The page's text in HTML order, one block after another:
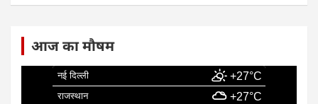
आज का मौषम
नई दिल्ली +27°C
राजस्थान +27°C